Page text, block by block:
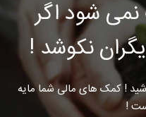
شود اگر
نکوشد !
! کمک های مالی شما مایه
!